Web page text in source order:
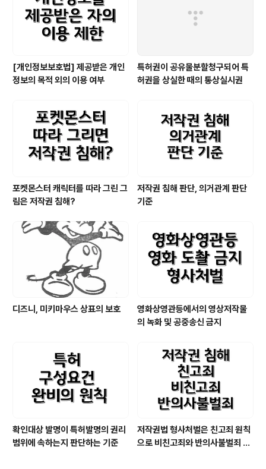
[개인정보보호법] 제공받은 개인
정보의 목적 외의 이용 여부
특허권이 공유물분할청구되어 특
허권을 상실한 때의 통상실시권
포켓몬스터 캐릭터를 따라 그린 그
림은 저작권 침해?
저작권 침해 판단, 의거관계 판단
기준
디즈니, 미키마우스 상표의 보호
영화상영관등에서의 영상저작물
의 녹화 및 공중송신 금지
확인대상 발명이 특허발명의 권리
범위에 속하는지 판단하는 기준
저작권법 형사처벌은 친고죄 원칙
으로 비친고죄와 반의사불벌죄 적